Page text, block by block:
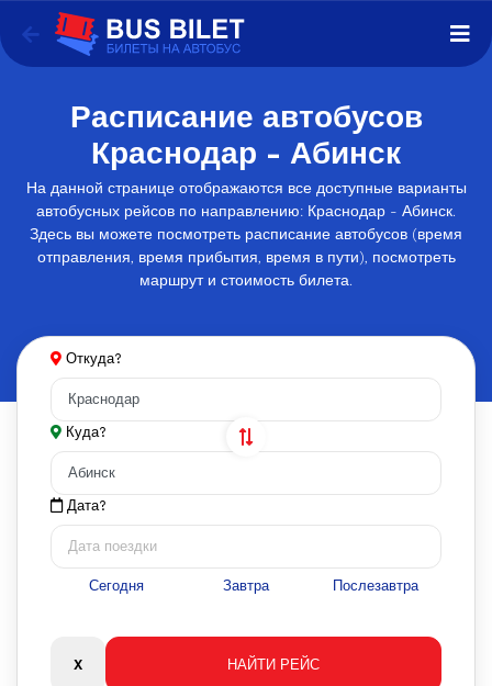
Расписание автобусов
Краснодар - Абинск
На данной странице отображаются все доступные варианты
автобусных рейсов по направлению: Краснодар - Абинск.
Здесь вы можете посмотреть расписание автобусов (время
отправления, время прибытия, время в пути), посмотреть
маршрут и стоимость билета.
Откуда?
Куда?
Дата?
Сегодня Завтра Послезавтра